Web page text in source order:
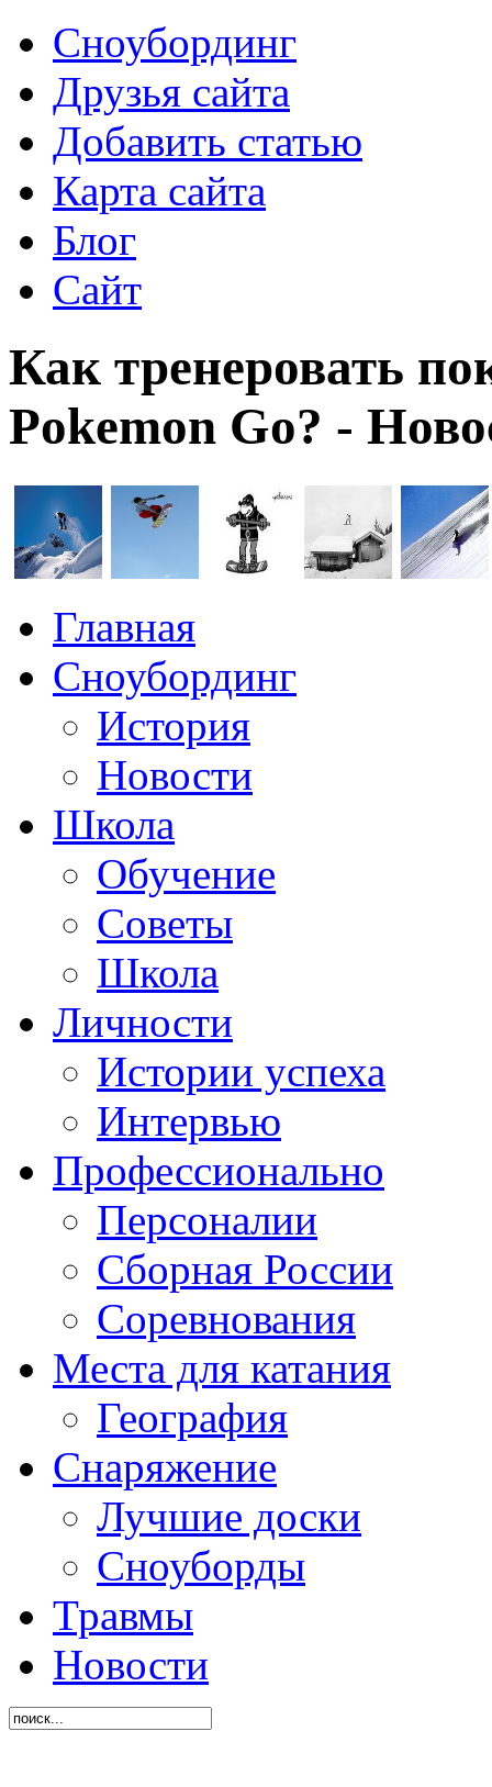
Сноубординг
Друзья сайта
Добавить статью
Карта сайта
Блог
Сайт
Как тренеровать
Pokemon Go? -
Главная
Сноубординг
История
Новости
Школа
Обучение
Советы
Школа
Личности
Истории успеха
Интервью
Профессионально
Персоналии
Сборная России
Соревнования
Места для катания
География
Снаряжение
Лучшие доски
Сноуборды
Травмы
Новости